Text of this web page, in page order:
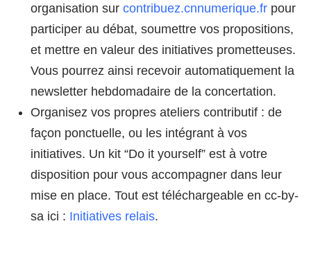
organisation sur contribuez.cnnumerique.fr pour
participer au débat, soumettre vos propositions,
et mettre en valeur des initiatives prometteuses.
Vous pourrez ainsi recevoir automatiquement la
newsletter hebdomadaire de la concertation.
Organisez vos propres ateliers contributif : de
façon ponctuelle, ou les intégrant à vos
initiatives. Un kit “Do it yourself” est à votre
disposition pour vous accompagner dans leur
mise en place. Tout est téléchargeable en cc-by-
sa ici : Initiatives relais.